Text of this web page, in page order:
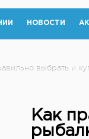
НОВОСТИ
выбрать и
Как